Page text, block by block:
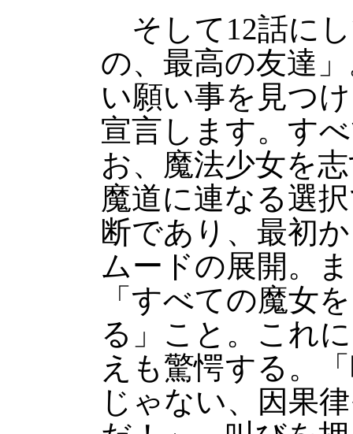
そして12話に
の、最高の友達
い願い事を見つ
宣言します。す
お、魔法少女を
魔道に連なる選
断であり、最初
ムードの展開。
「すべての魔女
る」こと。これ
えも驚愕する。
じゃない、因果